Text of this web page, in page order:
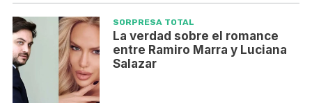
SORPRESA TOTAL
La verdad sobre el romance
entre Ramiro Marra y Luciana
Salazar